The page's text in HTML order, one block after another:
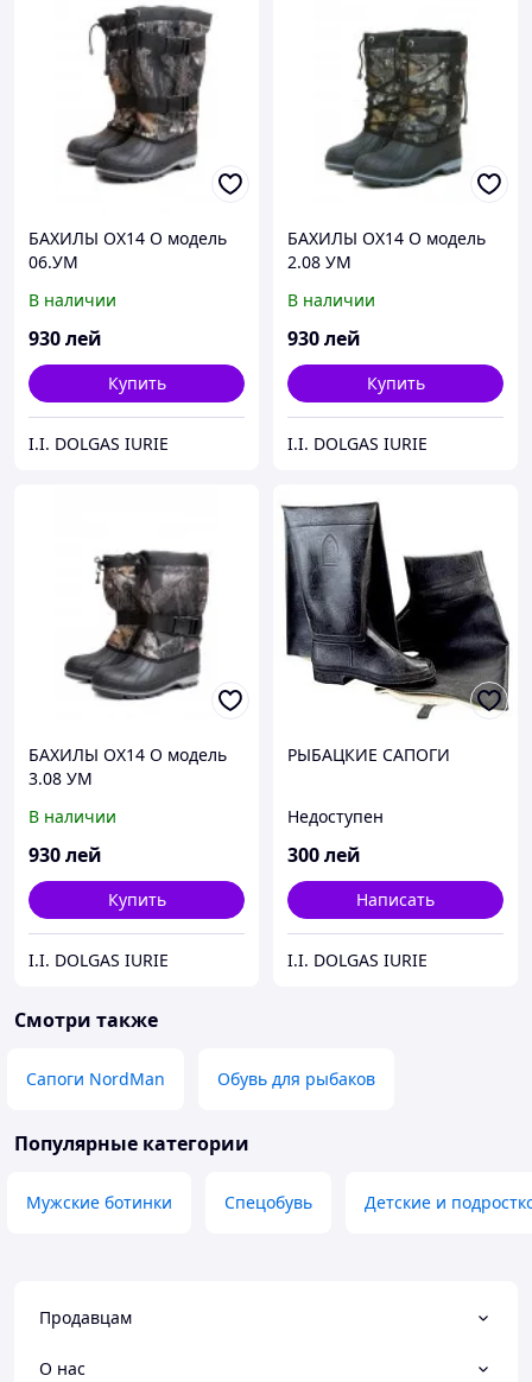
БАХИЛЫ ОХ14 О модель
06.УМ
В наличии
930лей
Купить
I.I. DOLGAS IURIE
БАХИЛЫ ОХ14 О модель
2.08 УМ
В наличии
930лей
Купить
I.I. DOLGAS IURIE
БАХИЛЫ ОХ14 О модель
3.08 УМ
В наличии
930лей
Купить
I.I. DOLGAS IURIE
РЫБАЦКИЕ САПОГИ
Недоступен
300лей
Написать
I.I. DOLGAS IURIE
Смотри также
Сапоги NordMan Обувь для рыбаков
Популярные категории
Мужские ботинки Спецобувь Детские и
Продавцам
О нас